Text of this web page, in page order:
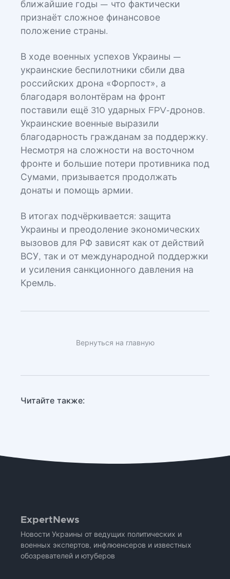
ближайшие годы — что фактически
признаёт сложное финансовое
положение страны.
В ходе военных успехов Украины —
украинские беспилотники сбили два
российских дрона «Форпост», а
благодаря волонтёрам на фронт
поставили ещё 310 ударных FPV-дронов.
Украинские военные выразили
благодарность гражданам за поддержку.
Несмотря на сложности на восточном
фронте и большие потери противника под
Сумами, призывается продолжать
донаты и помощь армии.
В итогах подчёркивается: защита
Украины и преодоление экономических
вызовов для РФ зависят как от действий
ВСУ, так и от международной поддержки
и усиления санкционного давления на
Кремль.
Вернуться на главную
Читайте также:
ExpertNews
Новости Украины от ведущих политических и
военных экспертов, инфлюенсеров и известных
обозревателей и ютуберов